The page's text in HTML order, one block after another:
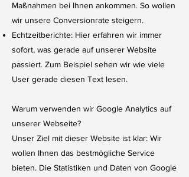
Maßnahmen bei Ihnen ankommen. So wollen
wir unsere Conversionrate steigern.
Echtzeitberichte: Hier erfahren wir immer
sofort, was gerade auf unserer Website
passiert. Zum Beispiel sehen wir wie viele
User gerade diesen Text lesen.
Warum verwenden wir Google Analytics auf
unserer Webseite?
Unser Ziel mit dieser Website ist klar: Wir
wollen Ihnen das bestmögliche Service
bieten. Die Statistiken und Daten von Google